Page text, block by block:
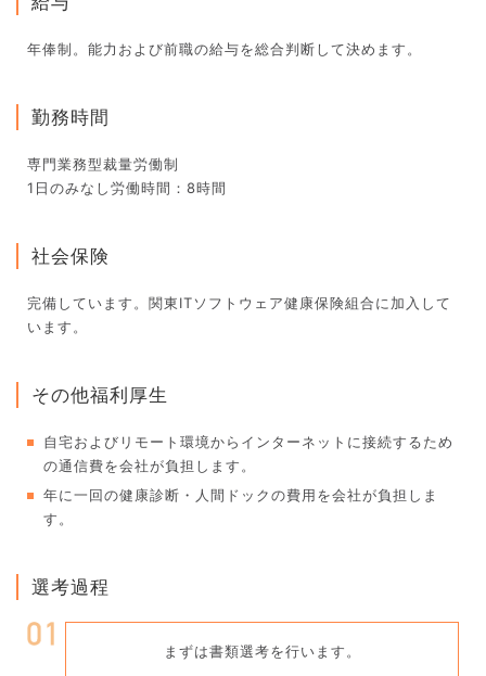
年俸制。能力および前職の給与を総合判断して決めます。
勤務時間
専門業務型裁量労働制
1日のみなし労働時間：8時間
社会保険
完備しています。関東ITソフトウェア健康保険組合に加入して
います。
その他福利厚生
自宅およびリモート環境からインターネットに接続するため
の通信費を会社が負担します。
年に一回の健康診断・人間ドックの費用を会社が負担しま
す。
選考過程
まずは書類選考を行います。